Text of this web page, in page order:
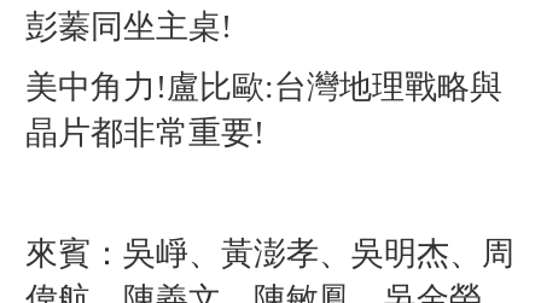
彭蓁同坐主桌!
美中角力!盧比歐:台灣地理戰略與
晶片都非常重要!
來賓：吳崢、黃澎孝、吳明杰、周